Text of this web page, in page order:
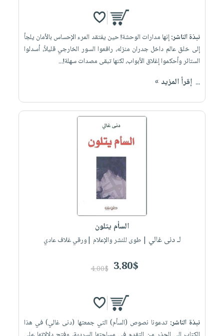
نبذة الناشر:إنها مدارات الوحشة! حين يفتقد المرء الإحساس بالأمان يلجأ
إلى خلق عالم داخل جدران منزله، رافعوا السور الخارجي قليلاً، أسدلوا
الستائر وأحكموا إغلاق الأبواب، لكنها تبقى مصدات سهلة!...
... إقرأ المزيد »
السأم يتلون
لـ دنى غالي | طوى للنشر والإعلام |ورقي غلاف عادي
3.80$
4.00$
نبذة الناشر:تدعونا نصوص (السأم) التي جمعتها (دنى غالي) في هذا